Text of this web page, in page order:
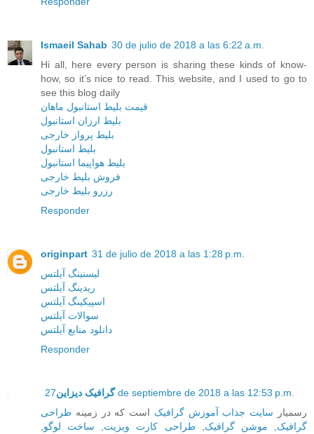
Ismaeil Sahab 30 de julio de 2018 a las 6:22 a.m.
Hi all, here every person is sharing these kinds of know-
how, so it’s nice to read. This website, and I used to go to
see this blog daily
قیمت بلیط استانبول ماهان
بلیط ارزان استانبول
بلیط پرواز خارجی
بلیط استانبول
بلیط هواپیما استانبول
فروش بلیط خارجی
رزرو بلیط خارجی
Responder
originpart 31 de julio de 2018 a las 1:28 p.m.
لیسنینگ آیلتس
ریدینگ آیلتس
اسپیکینگ آیلتس
سوالات آیلتس
دانلود منابع آیلتس
Responder
گرافیک دیزاین27 de septiembre de 2018 a las 12:53 p.m.
رسمیار سایت جذاب آموزش گرافیک است که در زمینه‌ طراحی
گرافیک
موشن گرافیک ,طراحی کارت ویزیت ساخت لوگو